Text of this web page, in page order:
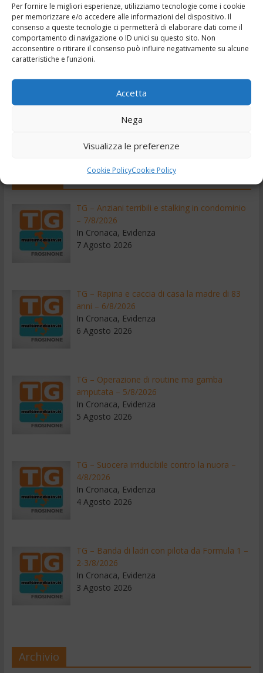
Per fornire le migliori esperienze, utilizziamo tecnologie come i cookie
per memorizzare e/o accedere alle informazioni del dispositivo. Il
consenso a queste tecnologie ci permetterà di elaborare dati come il
comportamento di navigazione o ID unici su questo sito. Non
acconsentire o ritirare il consenso può influire negativamente su alcune
caratteristiche e funzioni.
Accetta
Nega
Visualizza le preferenze
Cookie PolicyCookie Policy
Frosinone
TG Sport Speciale – Frosinone-Perugia 0-0 – Highlights e
interviste – 17/11/2018
Leggi il seguito
TG – Anziani terribili e stalking in condominio
– 7/8/2026
In Cronaca, Evidenza
7 Agosto 2026
TG – Rapina e caccia di casa la madre di 83
anni – 6/8/2026
In Cronaca, Evidenza
6 Agosto 2026
TG – Operazione di routine ma gamba
amputata – 5/8/2026
In Cronaca, Evidenza
5 Agosto 2026
TG – Suocera irriducibile contro la nuora –
4/8/2026
In Cronaca, Evidenza
4 Agosto 2026
TG – Banda di ladri con pilota da Formula 1 –
2-3/8/2026
In Cronaca, Evidenza
3 Agosto 2026
Archivio